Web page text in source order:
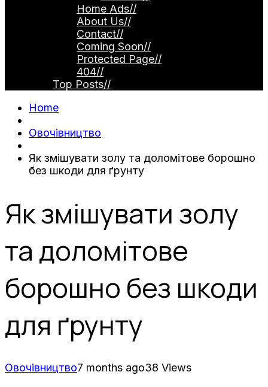
Home Ads//
About Us//
Contact//
Coming Soon//
Protected Page//
404//
Top Posts//
Home
Овочівництво
Як змішувати золу та доломітове борошно
без шкоди для ґрунту
Як змішувати золу
та доломітове
борошно без шкоди
для ґрунту
Овочівництво7 months ago38 Views